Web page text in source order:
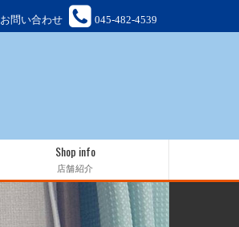
お問い合わせ 045-482-4539
Shop info
店舗紹介